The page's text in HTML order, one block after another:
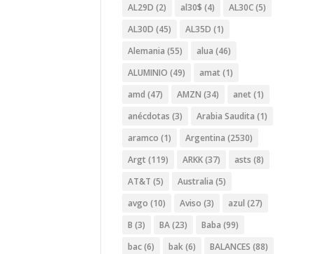
AL29D (2) al30$ (4) AL30C(5)
AL30D (45) AL35D (1)
Alemania (55) alua (46)
ALUMINIO (49) amat (1)
amd (47) AMZN (34) anet (1)
anécdotas (3) Arabia Saudita (1)
aramco (1) Argentina (2530)
Argt (119) ARKK(37) asts (8)
AT&T (5) Australia (5)
avgo (10) Aviso (3) azul (27)
B (3) BA(23) Baba (99)
bac(6) bak(6) BALANCES (88)